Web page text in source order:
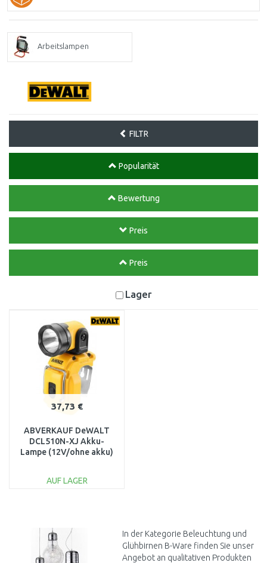
Arbeitslampen
FILTR
Popularität
Bewertung
Preis
Preis
Lager
37,73 €
ABVERKAUF DeWALT
DCL510N-XJ Akku-
Lampe (12V/ohne akku)
AUF LAGER
Vergleichen
In der Kategorie Beleuchtung und
Glühbirnen B-Ware finden Sie unser
Angebot an qualitativen Produkten